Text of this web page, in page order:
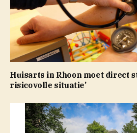
Huisarts in Rhoon moet direct
risicovolle situatie’